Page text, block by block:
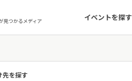
見つかるメディア イベントを探す
先を探す